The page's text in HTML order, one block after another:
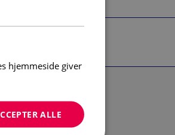
hjemmeside giver
ALLE